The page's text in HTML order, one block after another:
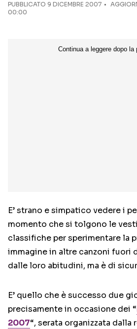
PUBBLICATO 9 DICEMBRE 2007
00:00
E’ strano e simpatico vedere i
momento che si tolgono le
classifiche per sperimentare la
immagine in altre canzoni fuori
dalle loro abitudini, ma è di
E’ quello che è successo due
precisamente in occasione dei “
2007“, serata organizzata